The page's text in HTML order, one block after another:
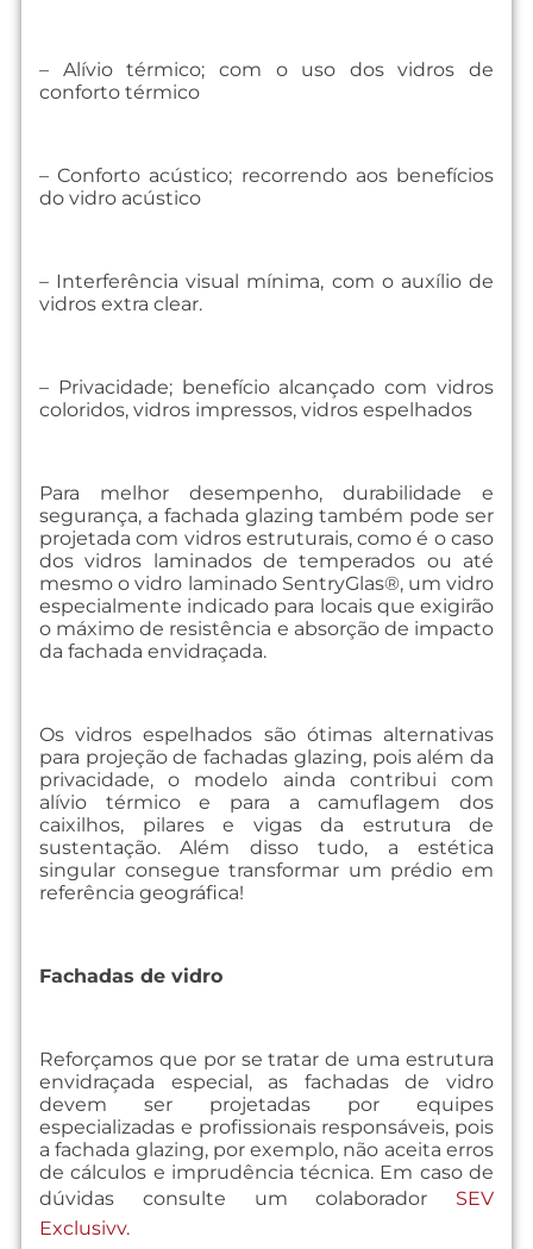
– Alívio térmico; com o uso dos vidros de
conforto térmico
– Conforto acústico; recorrendo aos benefícios
do vidro acústico
– Interferência visual mínima, com o auxílio de
vidros extra clear.
– Privacidade; benefício alcançado com vidros
coloridos, vidros impressos, vidros espelhados
Para melhor desempenho, durabilidade e
segurança, a fachada glazing também pode ser
projetada com vidros estruturais, como é o caso
dos vidros laminados de temperados ou até
mesmo o vidro laminado SentryGlas®, um vidro
especialmente indicado para locais que exigirão
o máximo de resistência e absorção de impacto
da fachada envidraçada.
Os vidros espelhados são ótimas alternativas
para projeção de fachadas glazing, pois além da
privacidade, o modelo ainda contribui com
alívio térmico e para a camuflagem dos
caixilhos, pilares e vigas da estrutura de
sustentação. Além disso tudo, a estética
singular consegue transformar um prédio em
referência geográfica!
Fachadas de vidro
Reforçamos que por se tratar de uma estrutura
envidraçada especial, as fachadas de vidro
devem ser projetadas por equipes
especializadas e profissionais responsáveis, pois
a fachada glazing, por exemplo, não aceita erros
de cálculos e imprudência técnica. Em caso de
dúvidas consulte um colaborador SEV
Exclusivv.